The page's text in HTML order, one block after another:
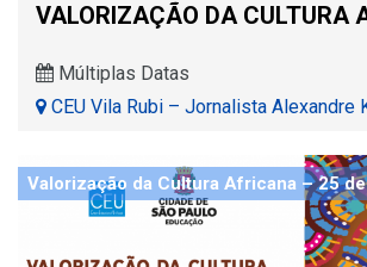
VALORIZAÇÃO DA CULTURA
Múltiplas Datas
CEU Vila Rubi – Jornalista Alexandre
Valorização da Cultura Africana – 25